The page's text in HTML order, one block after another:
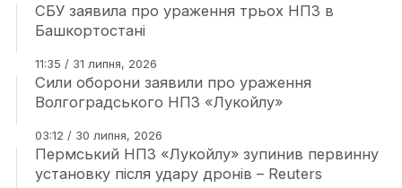
СБУ заявила про ураження трьох НПЗ в
Башкортостані
11:35 / 31 липня, 2026
Сили оборони заявили про ураження
Волгоградського НПЗ «Лукойлу»
03:12 / 30 липня, 2026
Пермський НПЗ «Лукойлу» зупинив первинну
установку після удару дронів – Reuters